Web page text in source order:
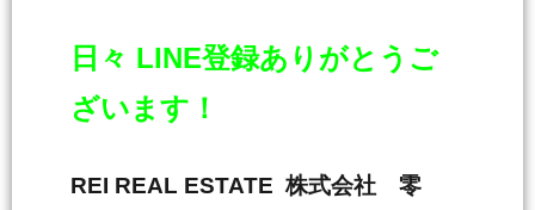
日々 LINE登録ありがとうご
ざいます！
REI REAL ESTATE 株式会社 零